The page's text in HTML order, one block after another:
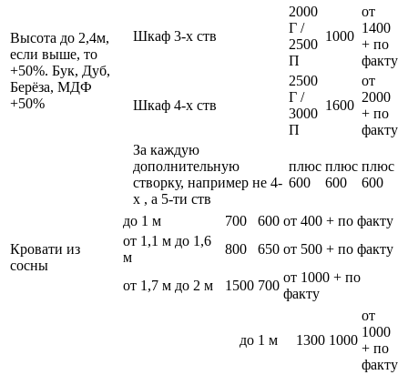
Высота до 2,4м,
если выше, то
+50%. Бук, Дуб,
Берёза, МДФ
+50%
Шкаф 3-х ств
2000
Г /
2500
П
1000
от
1400
+ по
факту
Шкаф 4-х ств
2500
Г /
3000
П
1600
от
2000
+ по
факту
За каждую
дополнительную
створку, например не 4-
х , а 5-ти ств
плюс
600
плюс
600
плюс
600
Кровати из
сосны
до 1 м 700 600 от 400 + по факту
от 1,1 м до 1,6
м
800 650 от 500 + по факту
от 1,7 м до 2 м 1500 700
от 1000 + по
факту
до 1 м 1300 1000
от
1000
+ по
факту